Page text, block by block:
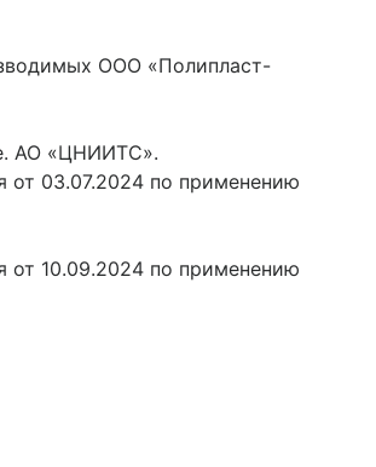
ООО «Полипласт-
АО «ЦНИИТС».
03.07.2024 по применению
10.09.2024 по применению